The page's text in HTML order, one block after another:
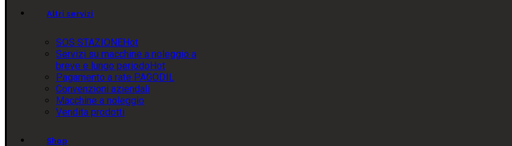
Altri servizi
SOS STAZIONEHot
Servizi su macchine a noleggio a
breve e lungo periodoHot
Pagamento a rate PAGODIL
Convenzioni aziendali
Macchine a noleggio
Vendita prodotti
Shop